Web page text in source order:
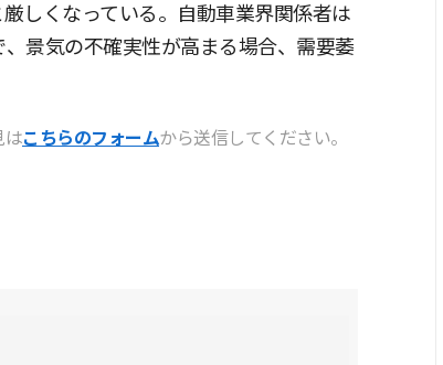
しくなっている。自動車業界関係者は
、景気の不確実性が高まる場合、需要萎
はこちらのフォームから送信してください。